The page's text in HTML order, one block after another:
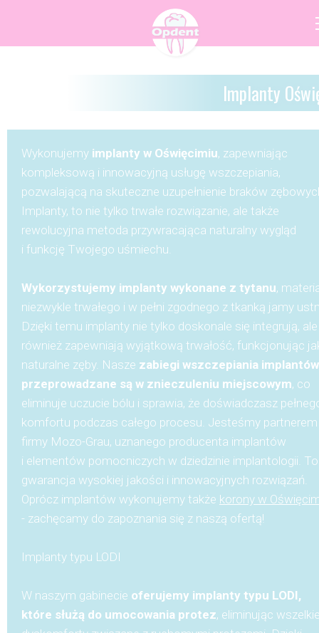
Implanty
Wykonujemy implanty w Oświęcimiu, zapewniając
kompleksową i innowacyjną usługę wszczepiania,
pozwalającą na skuteczne uzupełnienie braków
Implanty, to nie tylko trwałe rozwiązanie, ale także
rewolucyjna metoda przywracająca naturalny wygląd
i funkcję Twojego uśmiechu.
Wykorzystujemy implanty wykonane z tytanu,
niezwykle trwałego i w pełni zgodnego z tkanką jamy
Dzięki temu implanty nie tylko doskonale się integrują, ale
również zapewniają wyjątkową trwałość, funkcjonując
naturalne zęby. Nasze zabiegi wszczepiania implantów
przeprowadzane są w znieczuleniu miejscowym, co
eliminuje uczucie bólu i sprawia, że doświadczasz
komfortu podczas całego procesu. Jesteśmy partnerem
firmy Mozo-Grau, uznanego producenta implantów
i elementów pomocniczych w dziedzinie implantologii. To
gwarancja wysokiej jakości i innowacyjnych rozwiązań.
Oprócz implantów wykonujemy także korony w
- zachęcamy do zapoznania się z naszą ofertą!
Implanty typu LODI
W naszym gabinecie oferujemy implanty typu LODI,
które służą do umocowania protez, eliminując